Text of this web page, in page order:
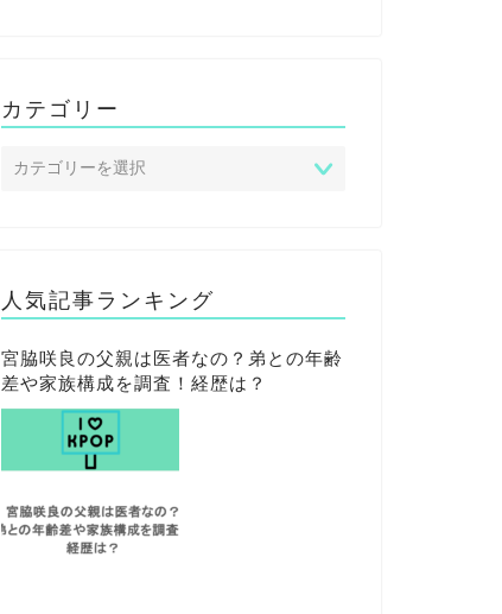
カテゴリー
人気記事ランキング
宮脇咲良の父親は医者なの？弟との年齢
差や家族構成を調査！経歴は？